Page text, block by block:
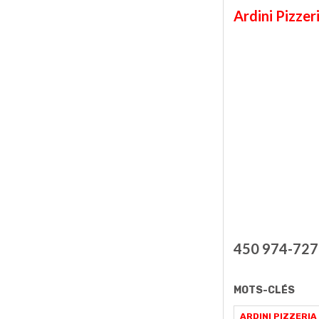
Ardini
450 974-
MOTS-CLÉS
ARDINI PIZZERIA